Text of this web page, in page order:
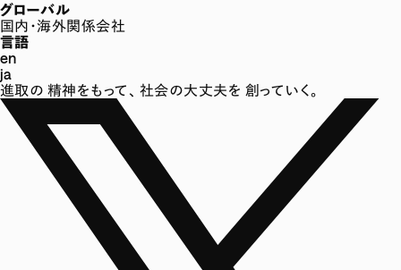
グローバル
国内・海外関係会社
言語
en
ja
進取の 精神をもって、 社会の大丈夫を 創っていく。